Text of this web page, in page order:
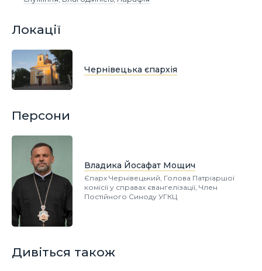
Локації
Чернівецька єпархія
Персони
Владика Йосафат Мощич
Єпарх Чернівецький, Голова Патріаршої
комісії у справах євангелізації, Член
Постійного Синоду УГКЦ
Дивіться також